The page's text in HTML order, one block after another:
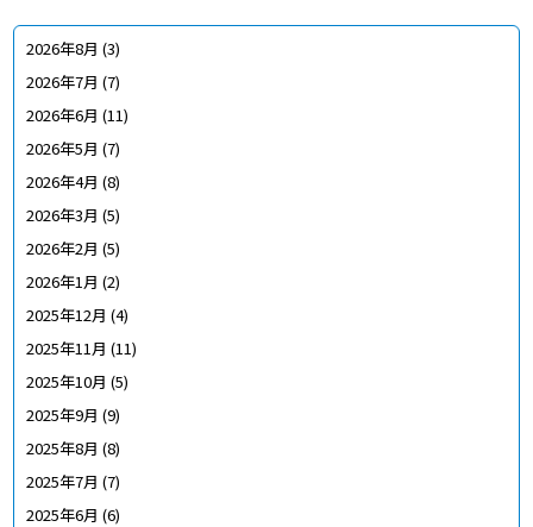
2026年8月 (3)
2026年7月 (7)
2026年6月 (11)
2026年5月 (7)
2026年4月 (8)
2026年3月 (5)
2026年2月 (5)
2026年1月 (2)
2025年12月 (4)
2025年11月 (11)
2025年10月 (5)
2025年9月 (9)
2025年8月 (8)
2025年7月 (7)
2025年6月 (6)